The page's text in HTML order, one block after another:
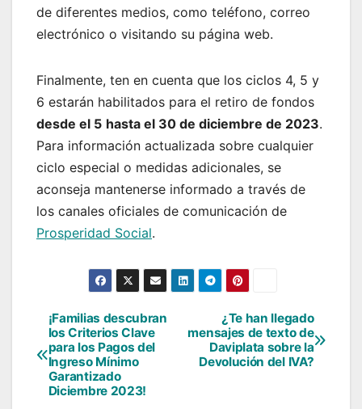
de diferentes medios, como teléfono, correo
electrónico o visitando su página web.
Finalmente, ten en cuenta que los ciclos 4, 5 y
6 estarán habilitados para el retiro de fondos
desde el 5 hasta el 30 de diciembre de 2023.
Para información actualizada sobre cualquier
ciclo especial o medidas adicionales, se
aconseja mantenerse informado a través de
los canales oficiales de comunicación de
Prosperidad Social.
Navegación
de
entradas
¿Te han llegado
mensajes de texto de
Daviplata sobre la
Devolución del IVA?
¡Familias descubran
los Criterios Clave
para los Pagos del
Ingreso Mínimo
Garantizado
Diciembre 2023!